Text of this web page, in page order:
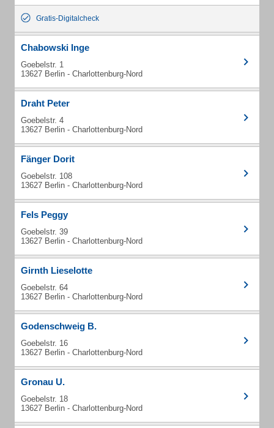
Gratis-Digitalcheck
Chabowski Inge
Goebelstr. 1
13627 Berlin - Charlottenburg-Nord
Draht Peter
Goebelstr. 4
13627 Berlin - Charlottenburg-Nord
Fänger Dorit
Goebelstr. 108
13627 Berlin - Charlottenburg-Nord
Fels Peggy
Goebelstr. 39
13627 Berlin - Charlottenburg-Nord
Girnth Lieselotte
Goebelstr. 64
13627 Berlin - Charlottenburg-Nord
Godenschweig B.
Goebelstr. 16
13627 Berlin - Charlottenburg-Nord
Gronau U.
Goebelstr. 18
13627 Berlin - Charlottenburg-Nord